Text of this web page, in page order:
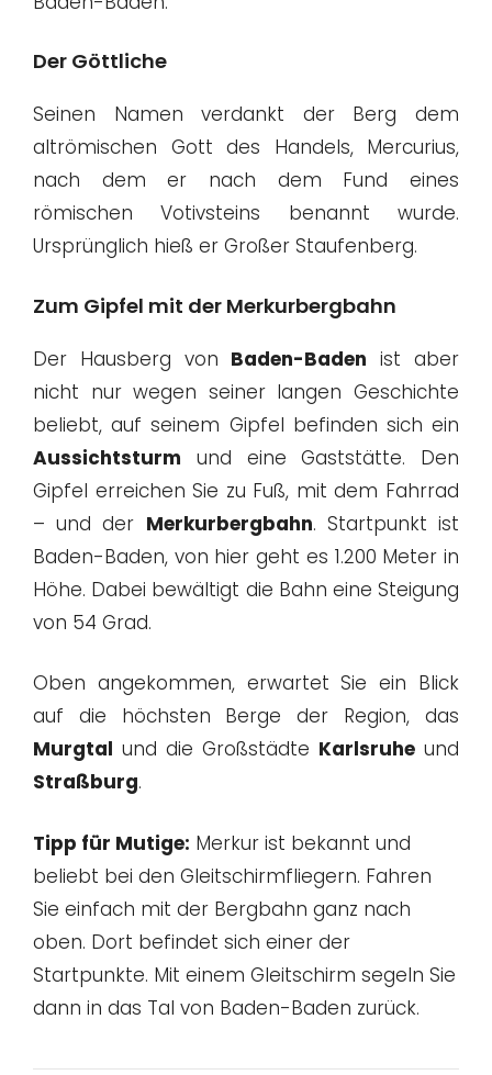
Der Göttliche
Seinen Namen verdankt der Berg dem
altrömischen Gott des Handels, Mercurius,
nach dem er nach dem Fund eines
römischen Votivsteins benannt wurde.
Ursprünglich hieß er Großer Staufenberg.
Zum Gipfel mit der Merkurbergbahn
Der Hausberg von Baden-Baden ist aber
nicht nur wegen seiner langen Geschichte
beliebt, auf seinem Gipfel befinden sich ein
Aussichtsturm und eine Gaststätte. Den
Gipfel erreichen Sie zu Fuß, mit dem Fahrrad
– und der Merkurbergbahn. Startpunkt ist
Baden-Baden, von hier geht es 1.200 Meter in
Höhe. Dabei bewältigt die Bahn eine Steigung
von 54 Grad.
Oben angekommen, erwartet Sie ein Blick
auf die höchsten Berge der Region, das
Murgtal und die Großstädte Karlsruhe und
Straßburg.
Tipp für Mutige: Merkur ist bekannt und
beliebt bei den Gleitschirmfliegern. Fahren
Sie einfach mit der Bergbahn ganz nach
oben. Dort befindet sich einer der
Startpunkte. Mit einem Gleitschirm segeln Sie
dann in das Tal von Baden-Baden zurück.